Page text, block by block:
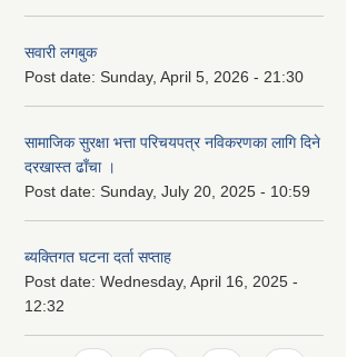
सवारी लगबुक
Post date: Sunday, April 5, 2026 - 21:30
सामाजिक सुरक्षा भत्ता परिचयपत्र नविकरणका लागि दिने
दरखास्त ढाँचा ।
Post date: Sunday, July 20, 2025 - 10:59
ब्यक्तिगत घटना दर्ता सप्ताह
Post date: Wednesday, April 16, 2025 -
12:32